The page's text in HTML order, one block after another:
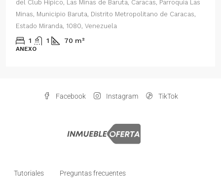
del Club Hípico, Las Minas de Baruta, Caracas, Parroquia Las
Minas, Municipio Baruta, Distrito Metropolitano de Caracas,
Estado Miranda, 1080, Venezuela
1 1 70 m²
ANEXO
Facebook Instagram TikTok
Tutoriales Preguntas frecuentes